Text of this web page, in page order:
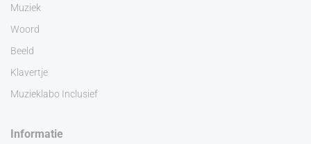
Muziek
Woord
Beeld
Klavertje
Muzieklabo Inclusief
Informatie